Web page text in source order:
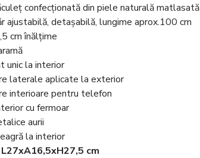
confecționată din piele naturală matlasată
ajustabilă, detașabilă, lungime aprox.100 cm
cm înălțime
unic la interior
laterale aplicate la exterior
interioare pentru telefon
cu fermoar
aurii
la interior
cm